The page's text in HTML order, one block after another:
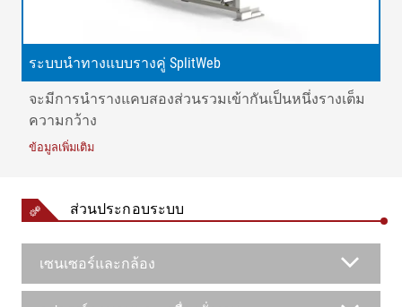
คำบรรยาย
1 = ลูกกลิ้งลำเลียงเข้า | 2 = โครงหมุน 1 | 3 = โครงหมุน 2 |
4 = เซ็นเซอร์แถบความถี่กว้าง | 5 = ลูกกลิ้งยึด | K = ข้อผิด
พลาดในการลำเลียงเข้า | AB = ความกว้างในการทำงาน |
AB 1 = ความกว้า่งในการทำงานของราง 1 | AB 2 = ความ
กว้า่งในการทำงานของราง 2 | NB = ความกว้างที่กำหนด
ระบบนำทางแบบรางคู่ SplitWeb
จะมีการนำรางแคบสองส่วนรวมเข้ากันเป็นหนึ่งรางเต็ม
ความกว้าง
ข้อมูลเพิ่มเติม
ส่วนประกอบระบบ
เซนเซอร์และกล้อง